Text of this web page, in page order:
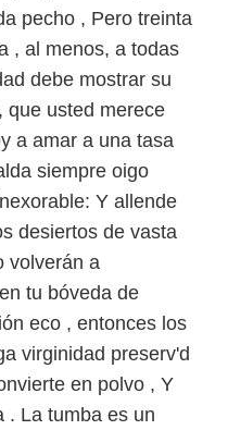
pecho , Pero treinta
, al menos, a todas
debe mostrar su
que usted merece
a amar a una tasa
siempre oigo
Y allende
desiertos de vasta
volverán a
tu bóveda de
eco , entonces los
virginidad preserv'd
en polvo , Y
. La tumba es un